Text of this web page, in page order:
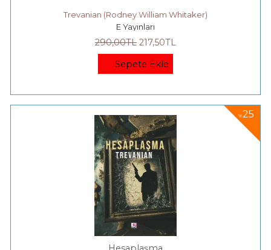
Trevanian (Rodney William Whitaker)
E Yayınları
290,00TL 217,50TL
Sepete Ekle
%25